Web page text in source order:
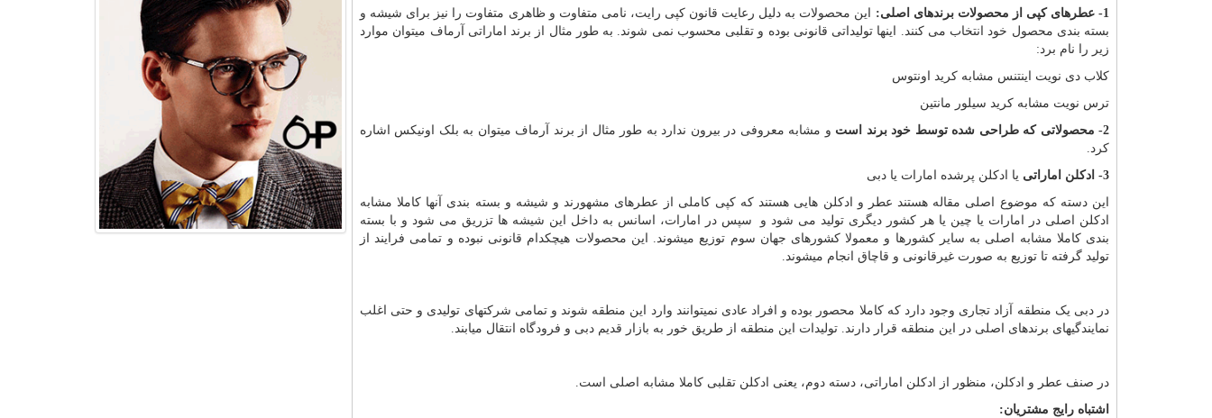
1- عطرهای کپی از محصولات برندهای اصلی:
این محصولات به دلیل رعایت قانون کپی رایت، نامی متفاوت و ظاهری متفاوت را نیز برای شیشه و
بسته بندی محصول خود انتخاب می کنند. اینها تولیداتی قانونی بوده و تقلبی محسوب نمی شوند. به طور مثال از برند اماراتی آرماف میتوان موارد
زیر را نام برد:
کلاب دی نویت اینتنس مشابه کرید اونتوس
ترس نویت مشابه کرید سیلور مانتین
2- محصولاتی که طراحی شده توسط خود برند است
و مشابه معروفی در بیرون ندارد به طور مثال از برند آرماف میتوان به بلک اونیکس اشاره
کرد.
3- ادکلن اماراتی
یا ادکلن پرشده امارات یا دبی
این دسته که موضوع اصلی مقاله هستند عطر و ادکلن هایی هستند که کپی کاملی از عطرهای مشهورند و شیشه و بسته بندی آنها کاملا مشابه
ادکلن اصلی در امارات یا چین یا هر کشور دیگری تولید می شود و سپس در امارات، اسانس به داخل این شیشه ها تزریق می شود و با بسته
بندی کاملا مشابه اصلی به سایر کشورها و معمولا کشورهای جهان سوم توزیع میشوند. این محصولات هیچکدام قانونی نبوده و تمامی فرایند از
تولید گرفته تا توزیع به صورت غیرقانونی و قاچاق انجام میشوند.
در دبی یک منطقه آزاد تجاری وجود دارد که کاملا محصور بوده و افراد عادی نمیتوانند وارد این منطقه شوند و تمامی شرکتهای تولیدی و حتی اغلب
نمایندگیهای برندهای اصلی در این منطقه قرار دارند. تولیدات این منطقه از طریق خور به بازار قدیم دبی و فرودگاه انتقال میابند.
در صنف عطر و ادکلن، منظور از ادکلن اماراتی، دسته دوم، یعنی ادکلن تقلبی کاملا مشابه اصلی است.
اشتباه رایج مشتریان: